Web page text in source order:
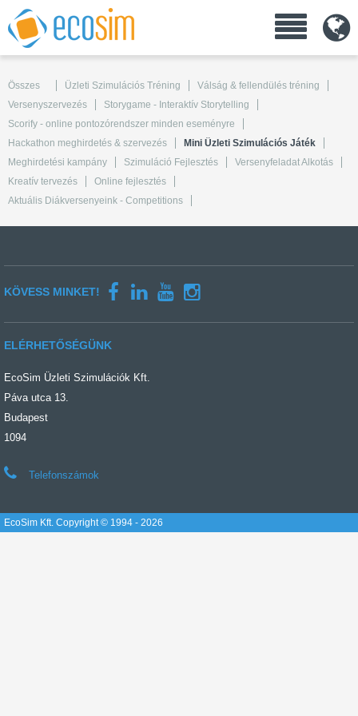
Összes Üzleti Szimulációs Tréning
Válság & fellendülés tréning
Versenyszervezés
Storygame - Interaktív Storytelling
Scorify - online pontozórendszer minden eseményre
Hackathon meghirdetés & szervezés
Mini Üzleti Szimulációs Játék
Meghirdetési kampány
Szimuláció Fejlesztés
Versenyfeladat Alkotás
Kreatív tervezés
Online fejlesztés
Aktuális Diákversenyeink - Competitions
KÖVESS MINKET!
ELÉRHETŐSÉGÜNK
EcoSim Üzleti Szimulációk Kft.
Páva utca 13.
Budapest
1094
Telefonszámok
EcoSim Kft. Copyright © 1994 - 2026